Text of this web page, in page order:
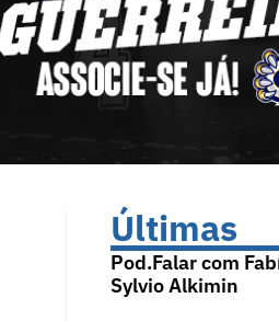
Últimas
Pod.Falar com
Sylvio Alkimin